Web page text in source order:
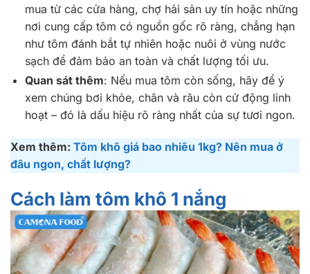
mua từ các cửa hàng, chợ hải sản uy tín hoặc những
nơi cung cấp tôm có nguồn gốc rõ ràng, chẳng hạn
như tôm đánh bắt tự nhiên hoặc nuôi ở vùng nước
sạch để đảm bảo an toàn và chất lượng tối ưu.
Quan sát thêm: Nếu mua tôm còn sống, hãy để ý
xem chúng bơi khỏe, chân và râu còn cử động linh
hoạt – đó là dấu hiệu rõ ràng nhất của sự tươi ngon.
Xem thêm: Tôm khô giá bao nhiêu 1kg? Nên mua ở
đâu ngon, chất lượng?
Cách làm tôm khô 1 nắng